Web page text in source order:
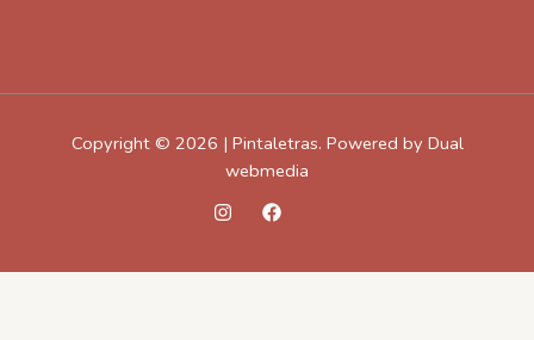
Copyright © 2026 | Pintaletras. Powered by Dual
webmedia